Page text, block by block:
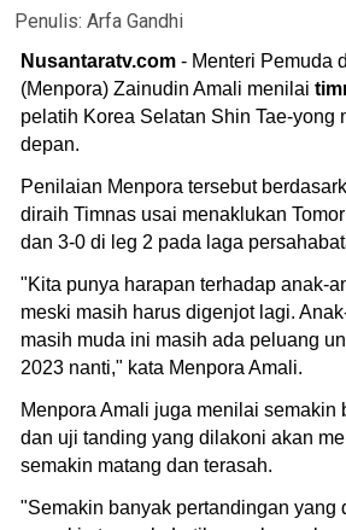
Penulis: Arfa Gandhi
Nusantaratv.com - Menteri Pemuda
(Menpora) Zainudin Amali menilai
pelatih Korea Selatan Shin Tae-yong
depan.
Penilaian Menpora tersebut
diraih Timnas usai menaklukan
dan 3-0 di leg 2 pada laga
"Kita punya harapan terhadap anak-
meski masih harus digenjot lagi.
masih muda ini masih ada peluang
2023 nanti," kata Menpora Amali.
Menpora Amali juga menilai semakin
dan uji tanding yang dilakoni akan
semakin matang dan terasah.
"Semakin banyak pertandingan yang